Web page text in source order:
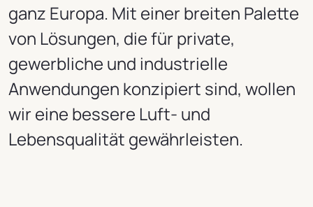
ganz Europa. Mit einer breiten Palette
von Lösungen, die für private,
gewerbliche und industrielle
Anwendungen konzipiert sind, wollen
wir eine bessere Luft- und
Lebensqualität gewährleisten.